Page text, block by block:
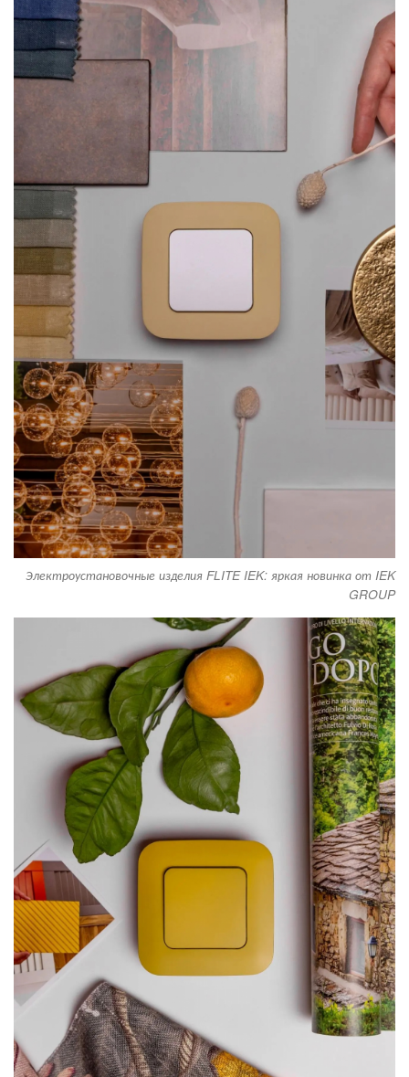
Электроустановочные изделия FLITE IEK: яркая новинка от IEK
GROUP